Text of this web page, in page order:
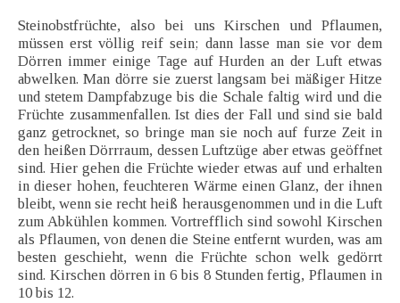
Steinobstfrüchte, also bei uns Kirschen und Pflaumen,
müssen erst völlig reif sein; dann lasse man sie vor dem
Dörren immer einige Tage auf Hurden an der Luft etwas
abwelken. Man dörre sie zuerst langsam bei mäßiger Hitze
und stetem Dampfabzuge bis die Schale faltig wird und die
Früchte zusammenfallen. Ist dies der Fall und sind sie bald
ganz getrocknet, so bringe man sie noch auf furze Zeit in
den heißen Dörrraum, dessen Luftzüge aber etwas geöffnet
sind. Hier gehen die Früchte wieder etwas auf und erhalten
in dieser hohen, feuchteren Wärme einen Glanz, der ihnen
bleibt, wenn sie recht heiß herausgenommen und in die Luft
zum Abkühlen kommen. Vortrefflich sind sowohl Kirschen
als Pflaumen, von denen die Steine entfernt wurden, was am
besten geschieht, wenn die Früchte schon welk gedörrt
sind. Kirschen dörren in 6 bis 8 Stunden fertig, Pflaumen in
10 bis 12.